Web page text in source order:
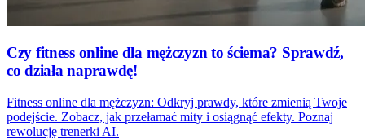
Czy fitness online dla mężczyzn to ściema? Sprawdź,
co działa naprawdę!
Fitness online dla mężczyzn: Odkryj prawdy, które zmienią Twoje
podejście. Zobacz, jak przełamać mity i osiągnąć efekty. Poznaj
rewolucję trenerki AI.